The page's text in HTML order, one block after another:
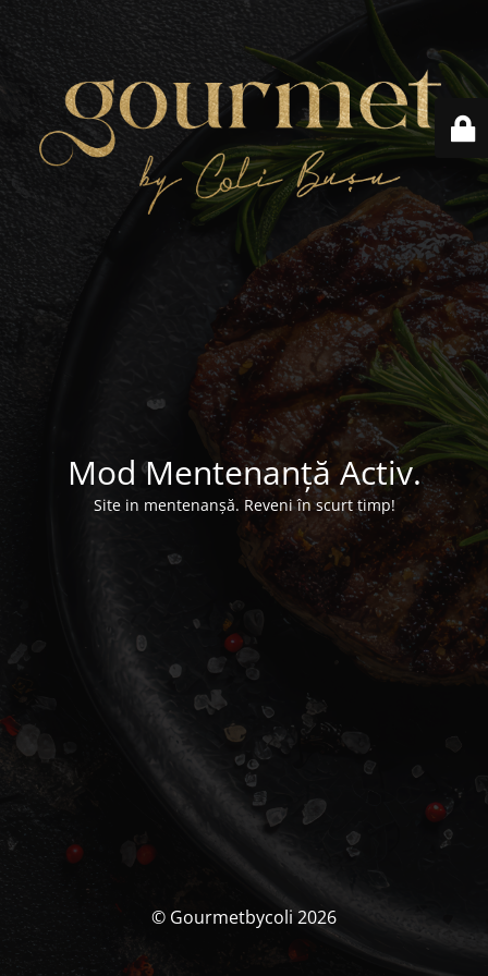
Mod Mentenanță Activ.
Site in mentenanșă. Reveni în scurt timp!
© Gourmetbycoli 2026